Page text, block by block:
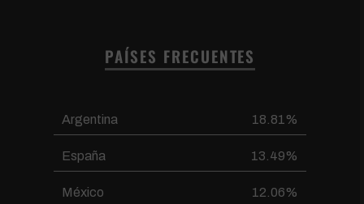
PAÍSES FRECUENTES
Argentina 18.81%
España 13.49%
México 12.06%